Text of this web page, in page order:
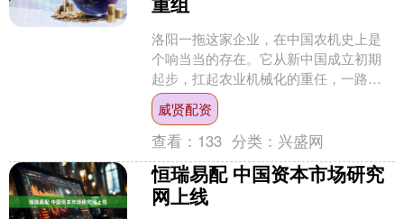
洛阳一拖这家企业，在中国农机史上是
个响当当的存在。它从新中国成立初期
起步，扛起农业机械化的重任，一路走
来经历了不少起伏。 说起它，总让人想
到那台经典的东方红拖拉....
威贤配资
查看： 133 分类： 兴盛网
恒瑞易配 中国资本市场研究
网上线